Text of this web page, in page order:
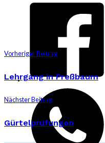
Vorheriger Beitrag
Lehrgang in Preßbaum
Nächster Beitrag
Gürtelprüfungen